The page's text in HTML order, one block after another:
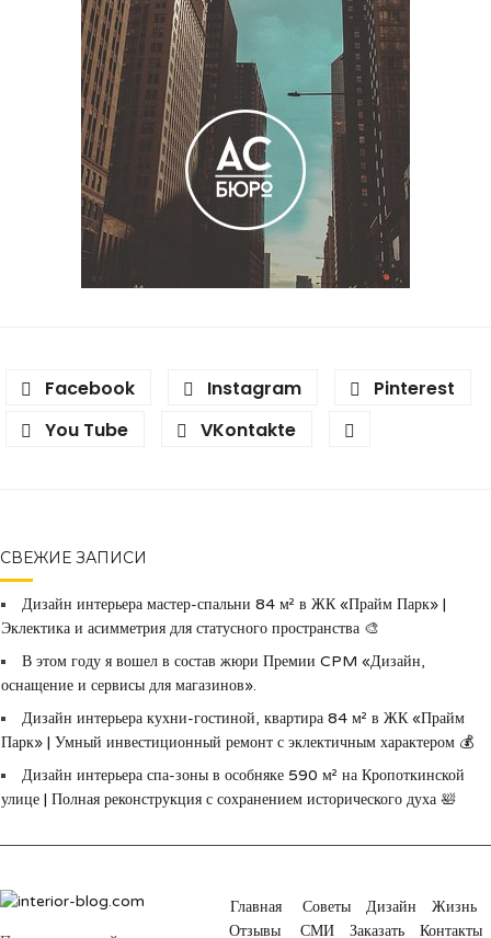
Facebook Instagram
Pinterest
You Tube
VKontakte
СВЕЖИЕ ЗАПИСИ
Дизайн интерьера мастер-спальни 84 м² в ЖК «Прайм Парк» |
Эклектика и асимметрия для статусного пространства 🎨
В этом году я вошел в состав жюри Премии CPM «Дизайн,
оснащение и сервисы для магазинов».
Дизайн интерьера кухни-гостиной, квартира 84 м² в ЖК «Прайм
Парк» | Умный инвестиционный ремонт с эклектичным характером 💰
Дизайн интерьера спа-зоны в особняке 590 м² на Кропоткинской
улице | Полная реконструкция с сохранением исторического духа 🛀
Главная Советы Дизайн
Жизнь
Отзывы
СМИ Заказать Контакты